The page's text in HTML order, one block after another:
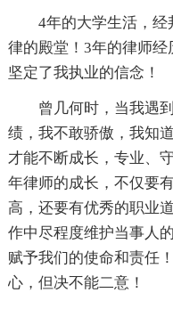
4年的大学生活，
律的殿堂！3年的律师
坚定了我执业的信念！
曾几何时，当我遇
绩，我不敢骄傲，我知
才能不断成长，专业、
年律师的成长，不仅要
高，还要有优秀的职业
作中尽程度维护当事人
赋予我们的使命和责任
心，但决不能二意！